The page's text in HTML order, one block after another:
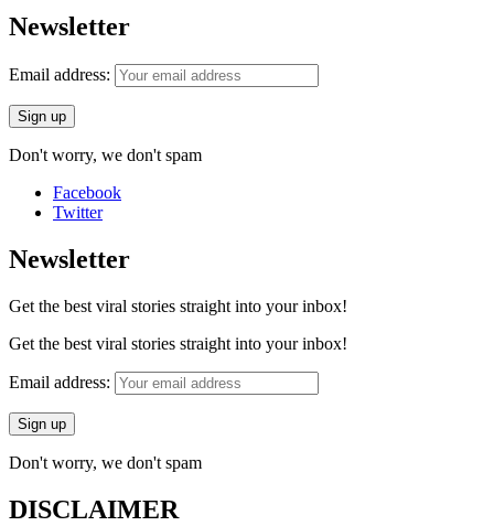
Newsletter
Email address:
Don't worry, we don't spam
Facebook
Twitter
Newsletter
Get the best viral stories straight into your inbox!
Get the best viral stories straight into your inbox!
Email address:
Don't worry, we don't spam
DISCLAIMER